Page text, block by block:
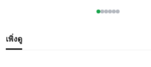
เพิ่งดู